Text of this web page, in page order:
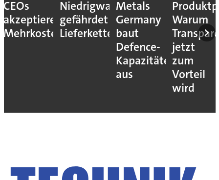
CEOs
akzeptieren
Mehrkosten
Niedrigwasser
gefährdet
Lieferketten
Metals
Germany
baut
Defence-
Kapazitäten
aus
Warum
jetzt
zum
Vorteil
wird